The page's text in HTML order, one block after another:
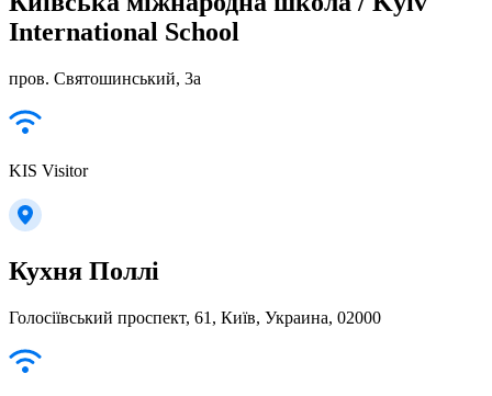
International School
пров. Святошинський, 3а
KIS Visitor
Кухня Поллі
Голосіївський проспект, 61, Київ, Украина, 02000